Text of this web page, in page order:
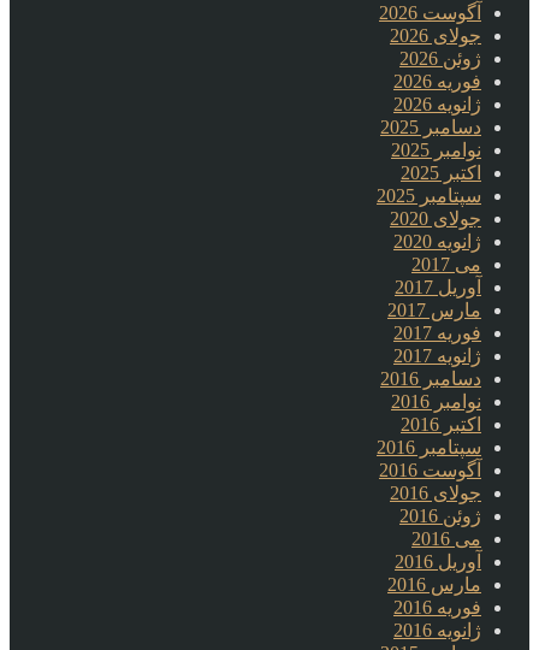
آگوست 2026
جولای 2026
ژوئن 2026
فوریه 2026
ژانویه 2026
دسامبر 2025
نوامبر 2025
اکتبر 2025
سپتامبر 2025
جولای 2020
ژانویه 2020
می 2017
آوریل 2017
مارس 2017
فوریه 2017
ژانویه 2017
دسامبر 2016
نوامبر 2016
اکتبر 2016
سپتامبر 2016
آگوست 2016
جولای 2016
ژوئن 2016
می 2016
آوریل 2016
مارس 2016
فوریه 2016
ژانویه 2016